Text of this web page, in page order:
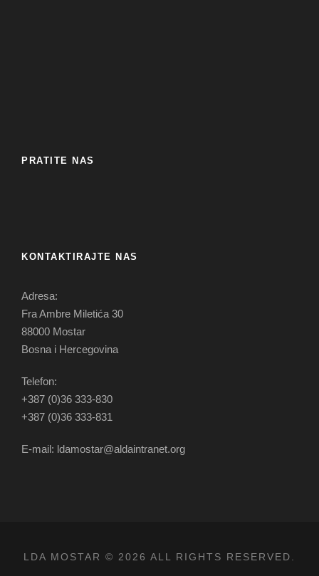
PRATITE NAS
KONTAKTIRAJTE NAS
Adresa:
Fra Ambre Miletića 30
88000 Mostar
Bosna i Hercegovina
Telefon:
+387 (0)36 333-830
+387 (0)36 333-831
E-mail: ldamostar@aldaintranet.org
LDA MOSTAR © 2026 ALL RIGHTS RESERVED.